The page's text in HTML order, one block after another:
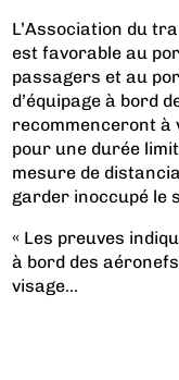
L’Association du
est favorable au
passagers et au
d’équipage à bord
recommenceront à
pour une durée
mesure de
garder inoccupé le
« Les preuves
à bord des
visage...